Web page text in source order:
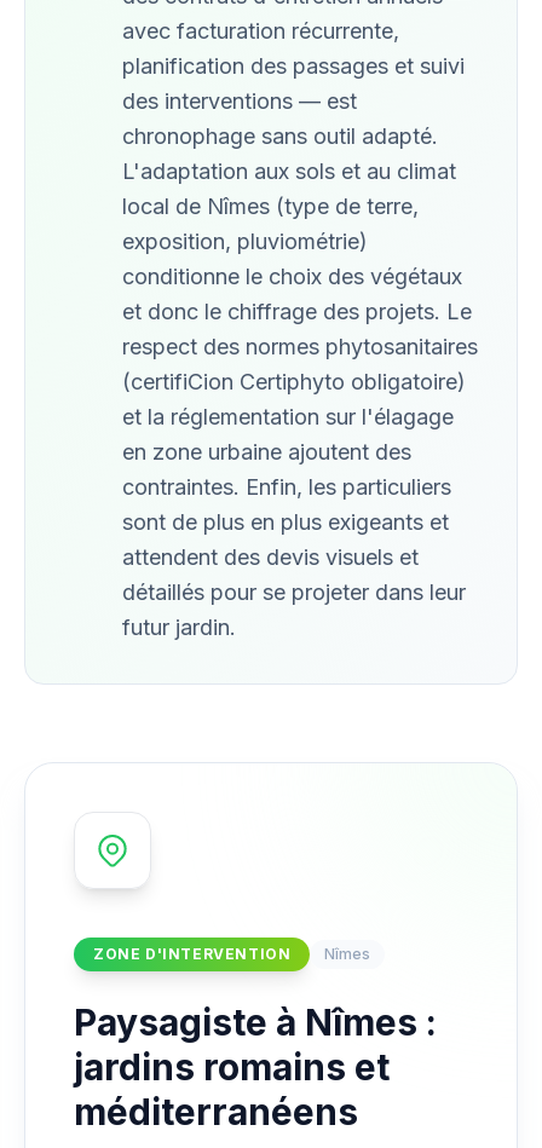
avec facturation récurrente,
planification des passages et suivi
des interventions — est
chronophage sans outil adapté.
L'adaptation aux sols et au climat
local de Nîmes (type de terre,
exposition, pluviométrie)
conditionne le choix des végétaux
et donc le chiffrage des projets. Le
respect des normes phytosanitaires
(certifiCion Certiphyto obligatoire)
et la réglementation sur l'élagage
en zone urbaine ajoutent des
contraintes. Enfin, les particuliers
sont de plus en plus exigeants et
attendent des devis visuels et
détaillés pour se projeter dans leur
futur jardin.
ZONE D'INTERVENTION Nîmes
Paysagiste à Nîmes :
jardins romains et
méditerranéens